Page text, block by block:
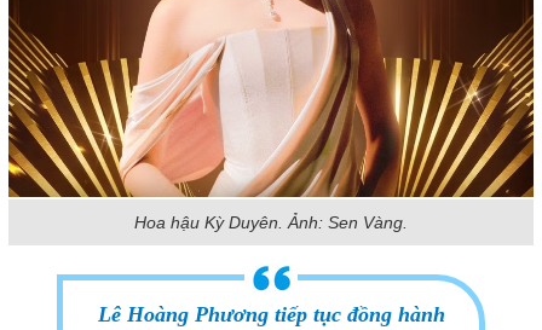
Hoa hậu Kỳ Duyên. Ảnh: Sen Vàng.
Lê Hoàng Phương tiếp tục đồng hành